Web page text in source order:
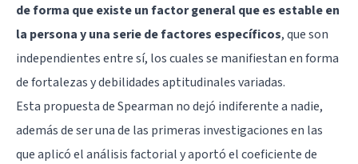
de forma que existe un factor general que es estable en
la persona y una serie de factores específicos, que son
independientes entre sí, los cuales se manifiestan en forma
de fortalezas y debilidades aptitudinales variadas.
Esta propuesta de Spearman no dejó indiferente a nadie,
además de ser una de las primeras investigaciones en las
que aplicó el análisis factorial y aportó el coeficiente de